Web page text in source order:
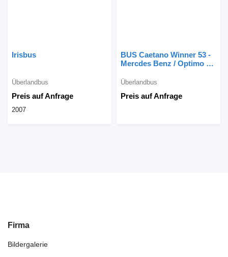
Irisbus
Preis auf Anfrage
Überlandbus
2007
BUS Caetano Winner 53 -
Mercdes Benz / Optimo 2k
Preis auf Anfrage
Überlandbus
Firma
Bildergalerie